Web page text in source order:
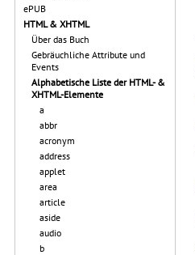
ePUB
HTML & XHTML
Über das Buch
Gebräuchliche Attribute und
Events
Alphabetische Liste der HTML- &
XHTML-Elemente
a
abbr
acronym
address
applet
area
article
aside
audio
b